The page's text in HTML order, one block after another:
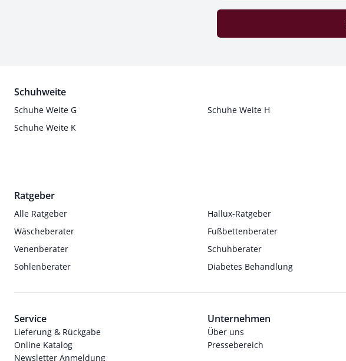
Schuhweite
Schuhe Weite G
Schuhe Weite H
Schuhe Weite K
Ratgeber
Alle Ratgeber
Hallux-Ratgeber
Wäscheberater
Fußbettenberater
Venenberater
Schuhberater
Sohlenberater
Diabetes Behandlung
Service
Lieferung & Rückgabe
Online Katalog
Newsletter Anmeldung
Unternehmen
Über uns
Pressebereich